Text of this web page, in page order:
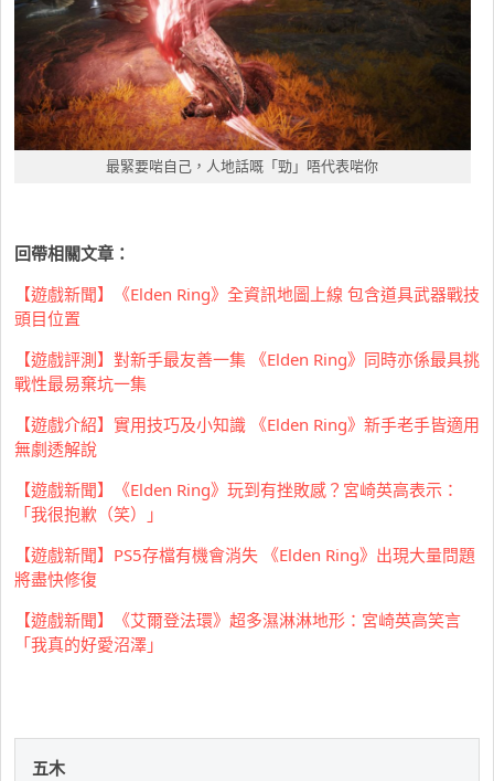
最緊要啱自己，人地話嘅「勁」唔代表啱你
回帶相關文章：
【遊戲新聞】《Elden Ring》全資訊地圖上線 包含道具武器戰技
頭目位置
【遊戲評測】對新手最友善一集 《Elden Ring》同時亦係最具挑
戰性最易棄坑一集
【遊戲介紹】實用技巧及小知識 《Elden Ring》新手老手皆適用
無劇透解說
【遊戲新聞】《Elden Ring》玩到有挫敗感？宮崎英高表示：
「我很抱歉（笑）」
【遊戲新聞】PS5存檔有機會消失 《Elden Ring》出現大量問題
將盡快修復
【遊戲新聞】《艾爾登法環》超多濕淋淋地形：宮崎英高笑言
「我真的好愛沼澤」
五木